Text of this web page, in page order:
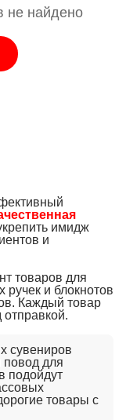
не найдено
имидж
и
товаров для
ручек и блокнотов
Каждый товар
отправкой.
сувениров
повод для
подойдут
товары с